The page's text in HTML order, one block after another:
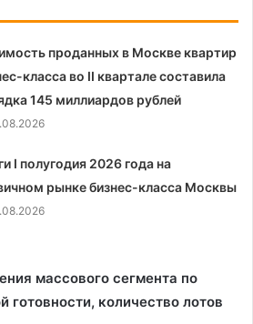
проданных в Москве квартир
класса во II квартале составила
145 миллиардов рублей
I полугодия 2026 года на
рынке бизнес-класса Москвы
массового сегмента по
готовности, количество лотов